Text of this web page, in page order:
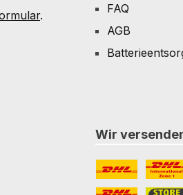
.
FAQ
AGB
Wir
DHL DHL